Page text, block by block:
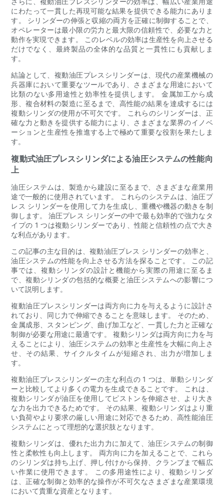
にわたって一貫した再現可能な結果を​​提供できる能力にありま
す。 シリンダーの伸張と収縮の両方を正確に制御することで、
オペレーターは最小限の労力と最大限の信頼性で、必要な力と
動作を実現できます。 このレベルの効率は生産性を向上させる
だけでなく、最終製品の全体的な品質と一貫性にも貢献しま
す。
結論として、複動油圧プレスシリンダーは、現代の産業機械の
兵器庫において重要なツールであり、さまざまな用途において
比類のない多用途性と効率性を提供します。 金属加工から成
形、複合材料の製造に至るまで、高性能の結果を達成するには
複動シリンダの使用が不可欠です。 これらのシリンダーは、正
確な力と動きを提供する能力により、さまざまな業界のイノベ
ーションと生産性を推進する上で極めて重要な役割を果たしま
す。
複動式油圧プレスシリンダによる油圧システムの性能向
上
油圧システムは、製造から建設に至るまで、さまざまな産業用
途で一般的に使用されています。 これらのシステムは、油圧プ
レス シリンダーを使用して力を生成し、重機や機器の動きを制
御します。 油圧プレス シリンダーの中で最も効率的で強力なタ
イプの 1 つは複動シリンダーであり、性能と信頼性の点で大き
な利点があります。
この記事の主な目的は、複動油圧プレス シリンダーの効率と、
油圧システムの性能を向上させる方法を探ることです。 この記
事では、複動シリンダの設計と機能から実際の用途に至るま
で、複動シリンダの包括的な概要と油圧システムへの影響につ
いて説明します。
複動油圧プレスシリンダーは両方向に力を与えるように設計さ
れており、同じ力で伸縮できることを意味します。 そのため、
金属成形、スタンピング、曲げ加工など、一貫した力と正確な
制御が必要な用途に最適です。 複動シリンダは両方向に力を与
えることにより、油圧システムの効率と生産性を大幅に向上さ
せ、その結果、サイクルタイムが短縮され、出力が増加しま
す。
複動油圧プレスシリンダーの主な利点の 1 つは、単動シリンダ
ーと比較してより多くの電力を生成できることです。 これは、
複動シリンダが油圧を使用してピストンを伸縮させ、より大き
な力を出力できるためです。 その結果、複動シリンダはより重
い負荷やより要求の厳しい用途に対応できるため、高性能油圧
システムにとって理想的な選択肢となります。
複動シリンダは、優れた出力力に加えて、油圧システムの制御
性と柔軟性も向上します。 両方向に力を加えることで、これら
のシリンダは持ち上げ、押し付けから保持、クランプまで幅広
い作業に使用できます。 この多用途性により、複動シリンダ
は、正確な制御と効率的な操作が不可欠なさまざまな産業環境
において貴重な資産となります。